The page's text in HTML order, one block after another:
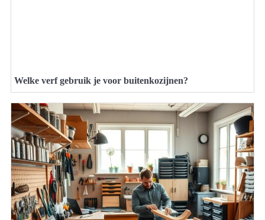
Welke verf gebruik je voor buitenkozijnen?